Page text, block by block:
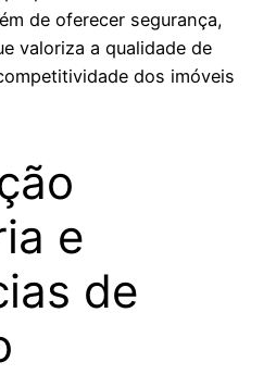
de oferecer segurança,
valoriza a qualidade de
dos imóveis
e
de